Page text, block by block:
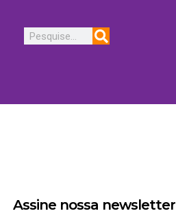
Assine nossa newsletter